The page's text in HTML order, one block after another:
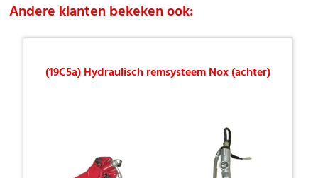
Andere klanten bekeken ook:
(19C5a) Hydraulisch remsysteem Nox (achter)